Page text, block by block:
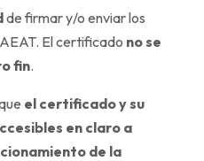
de firmar y/o enviar los
El certificado no se
fin.
el certificado y su
en claro a
de la